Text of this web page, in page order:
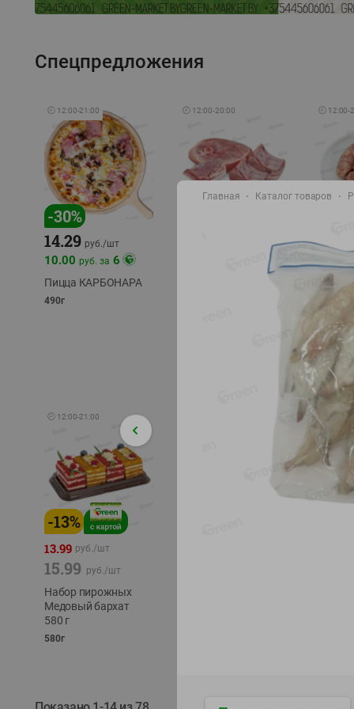
Спецпредложения
🕘 12:00-21:00
-30%
14.29 руб./шт
10.00 руб. за 6
Пицца КАРБОНАРА
490г
🕘 12:00-20:00 🕘 12:00-
9.99
11.99
охлажд
🕘 12:00-21:00
-13%
13.99 руб./шт
15.99 руб./шт
Набор пирожных
Медовый бархат
580 г
580г
Главная Каталог товаров